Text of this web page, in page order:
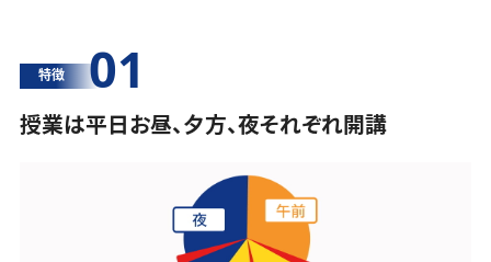
特徴 01
授業は平日お昼、夕方、夜それぞれ開講